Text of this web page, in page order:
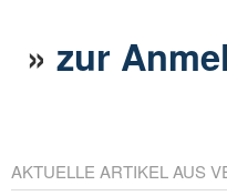
»zur
AKTUELLE ARTIKEL AUS